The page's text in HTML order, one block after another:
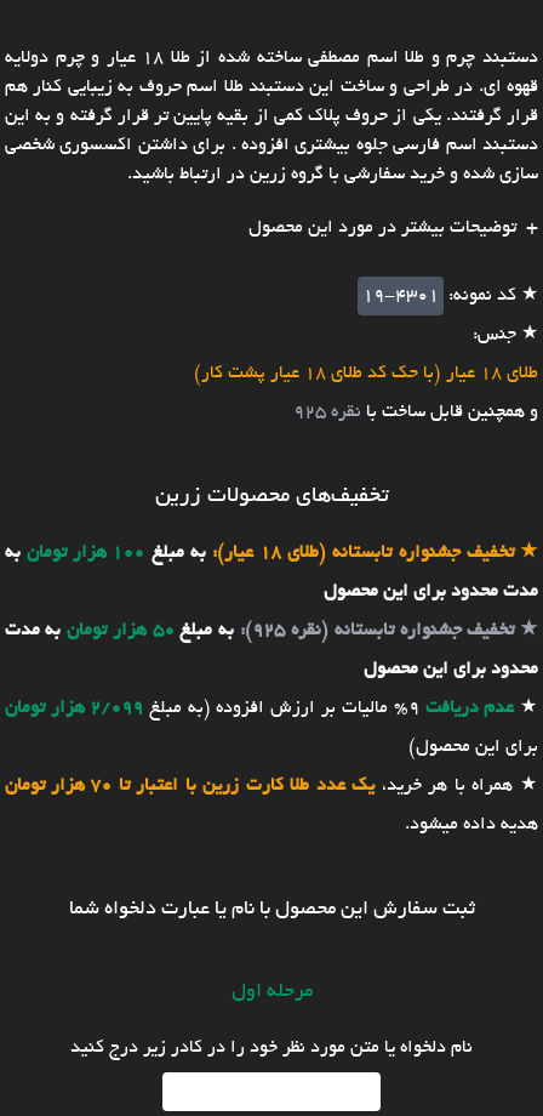
دستبند چرم و طلا اسم مصطفی ساخته شده از طلا 18 عیار و چرم دولایه
قهوه ای. در طراحی و ساخت این دستبند طلا اسم حروف به زیبایی کنار هم
قرار گرفتند. یکی از حروف پلاک کمی از بقیه پایین تر قرار گرفته و به این
دستبند اسم فارسی جلوه بیشتری افزوده . برای داشتن اکسسوری شخصی
سازی شده و خرید سفارشی با گروه زرین در ارتباط باشید.
توضیحات بیشتر در مورد این محصول
★ کد نمونه:
19-4301
★ جنس:
طلای 18 عیار (با حک کد طلای 18 عیار پشت کار)
و همچنین قابل ساخت با نقره 925
تخفیف‌های محصولات زرین
★تخفیف جشنواره تابستانه (طلای 18 عیار): به مبلغ 100 هزار تومان
به
مدت محدود برای این محصول
★تخفیف جشنواره تابستانه (نقره 925): به مبلغ 50 هزار تومان
به مدت
محدود برای این محصول
★عدم دریافت 9% مالیات بر ارزش افزوده (به مبلغ
2/099 هزار تومان
برای این محصول)
★ همراه با هر خرید،یک عدد طلا کارت زرین با اعتبار تا 70 هزار تومان
هدیه داده میشود.
ثبت سفارش این محصول با نام یا عبارت دلخواه شما
مرحله اول
نام دلخواه یا متن مورد نظر خود را در کادر زیر درج کنید